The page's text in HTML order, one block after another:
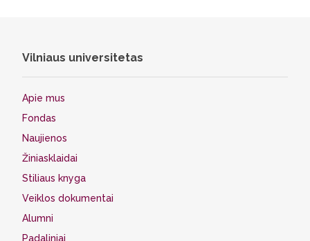
Vilniaus universitetas
Apie mus
Fondas
Naujienos
Žiniasklaidai
Stiliaus knyga
Veiklos dokumentai
Alumni
Padaliniai